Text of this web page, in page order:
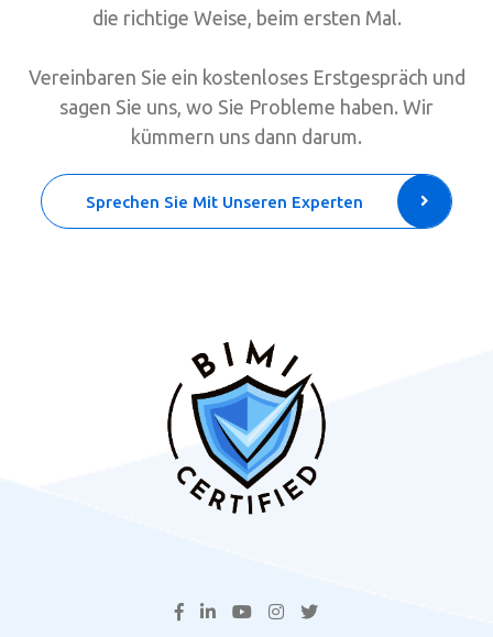
die richtige Weise, beim ersten Mal.
Vereinbaren Sie ein kostenloses Erstgespräch und
sagen Sie uns, wo Sie Probleme haben. Wir
kümmern uns dann darum.
Sprechen Sie Mit Unseren Experten